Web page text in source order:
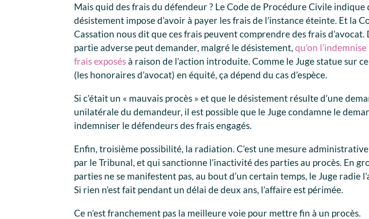
Mais quid des frais du défendeur ? Le Code de Procédure Civile indique
désistement impose d’avoir à payer les frais de l’instance éteinte. Et la
Cassation nous dit que ces frais peuvent comprendre des frais d’avocat.
partie adverse peut demander, malgré le désistement, qu’on
frais exposés à raison de l’action introduite. Comme le Juge statue sur
(les honoraires d’avocat) en équité, ça dépend du cas d’espèce.
Si c’était un « mauvais procès » et que le désistement résulte d’une
unilatérale du demandeur, il est possible que le Juge condamne le
indemniser le défendeurs des frais engagés.
Enfin, troisième possibilité, la radiation. C’est une mesure
par le Tribunal, et qui sanctionne l’inactivité des parties au procès. En
parties ne se manifestent pas, au bout d’un certain temps, le Juge radie
Si rien n’est fait pendant un délai de deux ans, l’affaire est périmée.
Ce n’est franchement pas la meilleure voie pour mettre fin à un procès.